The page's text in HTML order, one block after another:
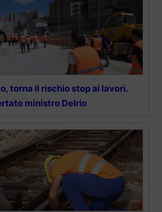
torna il rischio stop ai lavori.
ministro Delrio